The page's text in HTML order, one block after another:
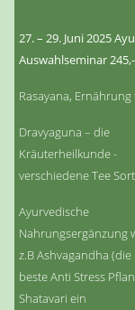
27. – 29. Juni
Auswahlseminar
Rasayana,
Dravyaguna – die
Kräuterheilkunde -
verschiedene Tee
Ayurvedische
Nahrungsergänzung
z.B Ashvagandha (die
beste Anti Stress
Shatavari ein